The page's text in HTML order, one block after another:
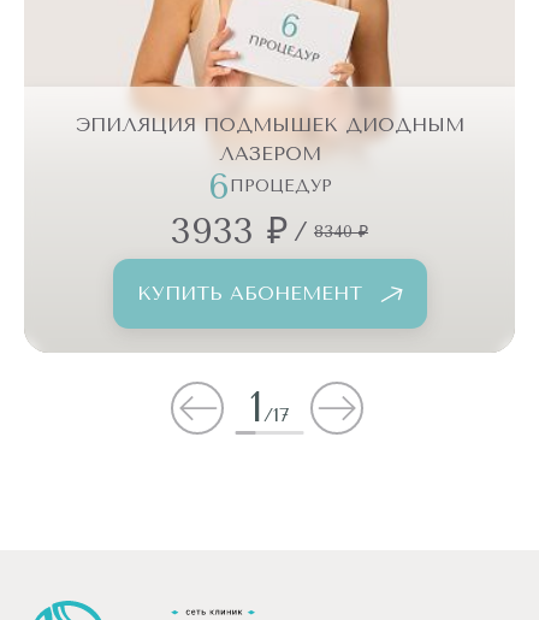
ЭПИЛЯЦИЯ ПОДМЫШЕК ДИОДНЫМ
ЛАЗЕРОМ
6ПРОЦЕДУР
3933 ₽ / 8340 ₽
КУПИТЬ АБОНЕМЕНТ
1/17